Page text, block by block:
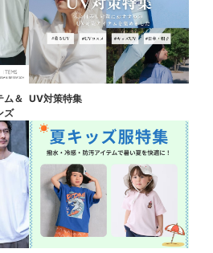
ム＆
ズ
UV対策特集